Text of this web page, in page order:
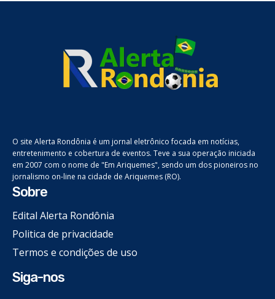
O site Alerta Rondônia é um jornal eletrônico focada em notícias,
entretenimento e cobertura de eventos. Teve a sua operação iniciada
em 2007 com o nome de "Em Ariquemes", sendo um dos pioneiros no
jornalismo on-line na cidade de Ariquemes (RO).
Sobre
Edital Alerta Rondônia
Politica de privacidade
Termos e condições de uso
Siga-nos